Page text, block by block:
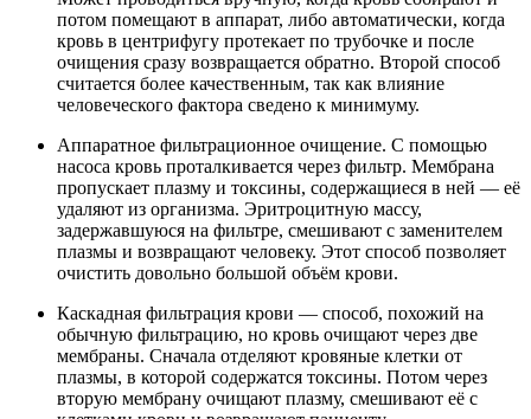
потом помещают в аппарат, либо автоматически, когда
кровь в центрифугу протекает по трубочке и после
очищения сразу возвращается обратно. Второй способ
считается более качественным, так как влияние
человеческого фактора сведено к минимуму.
Аппаратное фильтрационное очищение. С помощью
насоса кровь проталкивается через фильтр. Мембрана
пропускает плазму и токсины, содержащиеся в ней — её
удаляют из организма. Эритроцитную массу,
задержавшуюся на фильтре, смешивают с заменителем
плазмы и возвращают человеку. Этот способ позволяет
очистить довольно большой объём крови.
Каскадная фильтрация крови — способ, похожий на
обычную фильтрацию, но кровь очищают через две
мембраны. Сначала отделяют кровяные клетки от
плазмы, в которой содержатся токсины. Потом через
вторую мембрану очищают плазму, смешивают её с